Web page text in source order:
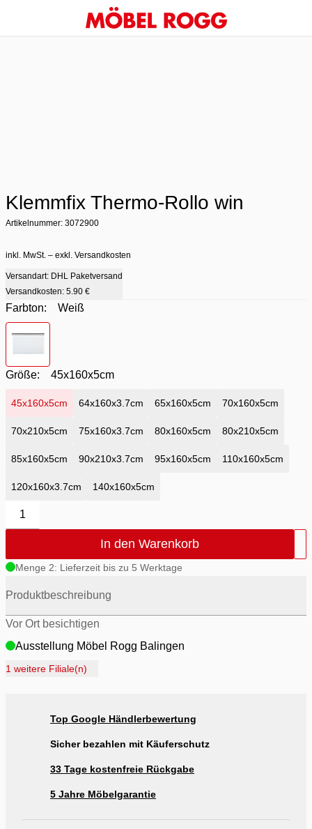
Klemmfix Thermo-Rollo win
Artikelnummer: 3072900
inkl. MwSt. – exkl. Versandkosten
Versandart: DHL Paketversand
Versandkosten: 5.90 €
Farbton:
Weiß
Farbton
Größe: 45x160x5cm
45x160x5cm 64x160x3.7cm 65x160x5cm 70x160x5cm
70x210x5cm 75x160x3.7cm 80x160x5cm 80x210x5cm
85x160x5cm 90x210x3.7cm 95x160x5cm 110x160x5cm
120x160x3.7cm 140x160x5cm
1
In den Warenkorb
Menge 2: Lieferzeit bis zu 5 Werktage
Produktbeschreibung
Vor Ort besichtigen
Ausstellung Möbel Rogg Balingen
Ausstellung Rogg Discount Balingen
Ausstellung Möbel Rogg Reutlingen
1 weitere Filiale(n)
Top Google Händlerbewertung
Sicher bezahlen mit Käuferschutz
33 Tage kostenfreie Rückgabe
5 Jahre Möbelgarantie